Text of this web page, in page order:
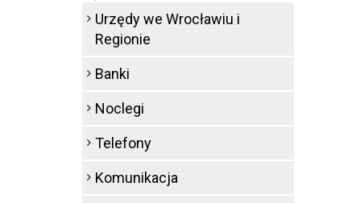
Urzędy we Wrocławiu i
Regionie
Banki
Noclegi
Telefony
Komunikacja